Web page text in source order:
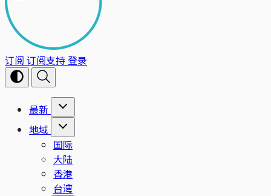
订阅 订阅支持登录
最新
地域
国际
大陆
香港
台湾